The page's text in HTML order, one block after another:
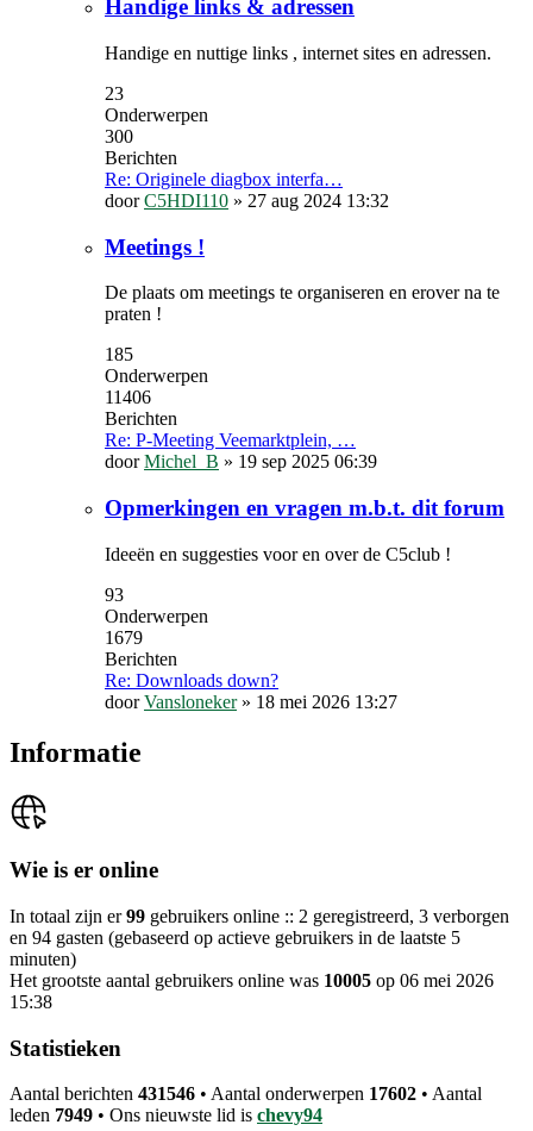
Handige links & adressen
Handige en nuttige links , internet sites en adressen.
23
Onderwerpen
300
Berichten
Re: Originele diagbox interfa…
doorC5HDI110 » 27 aug 2024 13:32
Meetings !
De plaats om meetings te organiseren en erover na te
praten !
185
Onderwerpen
11406
Berichten
Re: P-Meeting Veemarktplein, …
doorMichel_B » 19 sep 2025 06:39
Opmerkingen en vragen m.b.t. dit forum
Ideeën en suggesties voor en over de C5club !
93
Onderwerpen
1679
Berichten
Re: Downloads down?
doorVansloneker » 18 mei 2026 13:27
Informatie
Wie is er online
In totaal zijn er99 gebruikers online :: 2 geregistreerd, 3 verborgen
en 94 gasten (gebaseerd op actieve gebruikers in de laatste 5
minuten)
Het grootste aantal gebruikers online was 10005 op 06 mei 2026
15:38
Statistieken
Aantal berichten 431546 • Aantal onderwerpen 17602 • Aantal
leden 7949 • Ons nieuwste lid is chevy94